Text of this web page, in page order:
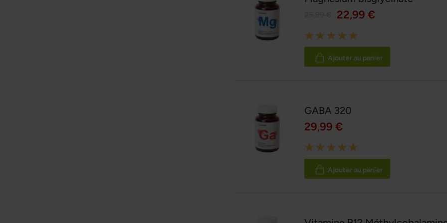
22,99 €
Rating:
100%
Ajouter au panier
GABA 320
29,99 €
Rating:
100%
Ajouter au panier